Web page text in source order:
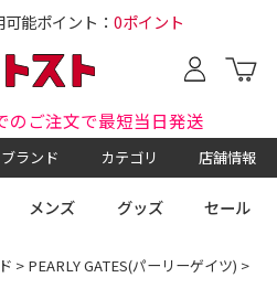
能ポイント： 0ポイント
のご注文で最短当日発送
ブランド カテゴリ 店舗情報
メンズ グッズ セール
> PEARLY GATES(パーリーゲイツ) >